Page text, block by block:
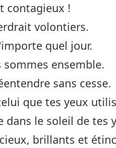
contagieux !
volontiers.
quel jour.
ensemble.
sans cesse.
que tes yeux
dans le soleil de tes
brillants et